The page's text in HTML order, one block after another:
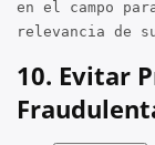
en el campo
relevancia de
10. Evitar